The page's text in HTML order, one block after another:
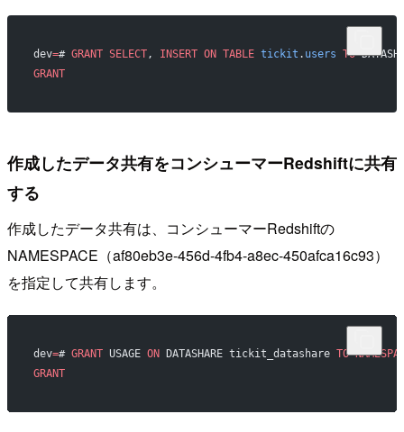
dev=# GRANT SELECT, INSERT ON TABLE tickit . users TO
GRANT
作成したデータ共有をコンシューマーRedshiftに共有
する
作成したデータ共有は、コンシューマーRedshiftの
NAMESPACE（af80eb3e-456d-4fb4-a8ec-450afca16c93）
を指定して共有します。
dev=# GRANT USAGE ON DATASHARE tickit_datashare TO
GRANT